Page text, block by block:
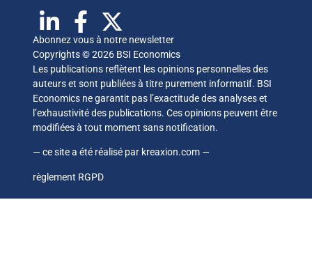
Abonnez vous à notre newsletter
Copyrights © 2026 BSI Economics
Les publications reflètent les opinions personnelles des
auteurs et sont publiées à titre purement informatif. BSI
Economics ne garantit pas l’exactitude des analyses et
l’exhaustivité des publications. Ces opinions peuvent être
modifiées à tout moment sans notification.
— ce site a été réalisé par kreaxion.com —
règlement RGPD